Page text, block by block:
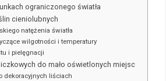
ograniczonego światła
cieniolubnych
natężenia światła
wilgotności i temperatury
i pielęgnacji
do mało oświetlonych miejsc
dekoracyjnych liściach